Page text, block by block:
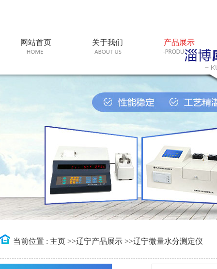
网站首页 关于我们 产品展示
当前位置 : 主页 >>辽宁产品展示 >>辽宁微量水分测定仪